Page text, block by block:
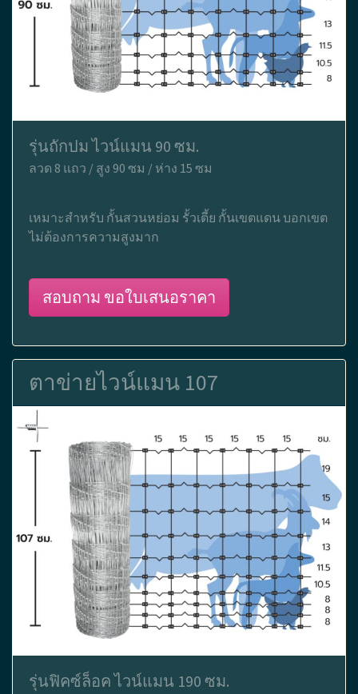
รุ่นถักปม ไวน์แมน 90 ซม.
ลวด 8 แถว / สูง 90 ซม / ห่าง 15 ซม
เหมาะสำหรับ กั้นสวนหย่อม รั้วเตี้ย กั้นเขตแดน บอกเขต
ไม่ต้องการความสูงมาก
สอบถาม ขอใบเสนอราคา
ตาข่ายไวน์แมน 107
รุ่นฟิคซ์ล็อค ไวน์แมน 190 ซม.